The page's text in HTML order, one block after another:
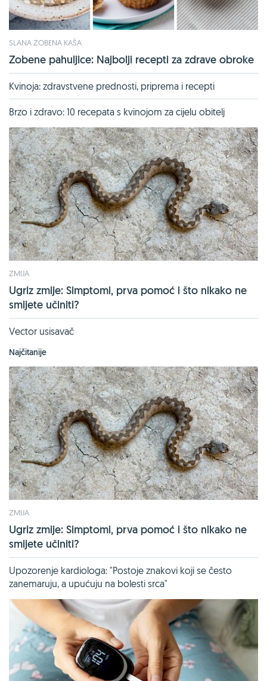
SLANA ZOBENA KAŠA
Zobene pahuljice: Najbolji recepti za zdrave obroke
Kvinoja: zdravstvene prednosti, priprema i recepti
Brzo i zdravo: 10 recepata s kvinojom za cijelu obitelj
ZMIJA
Ugriz zmije: Simptomi, prva pomoć i što nikako ne
smijete učiniti?
Vector usisavač
Najčitanije
ZMIJA
Ugriz zmije: Simptomi, prva pomoć i što nikako ne
smijete učiniti?
Upozorenje kardiologa: "Postoje znakovi koji se često
zanemaruju, a upućuju na bolesti srca"